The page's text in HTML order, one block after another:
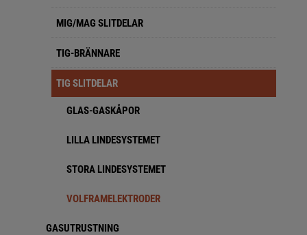
MIG/MAG SLITDELAR
TIG-BRÄNNARE
TIG SLITDELAR
GLAS-GASKÅPOR
LILLA LINDESYSTEMET
STORA LINDESYSTEMET
VOLFRAMELEKTRODER
GASUTRUSTNING